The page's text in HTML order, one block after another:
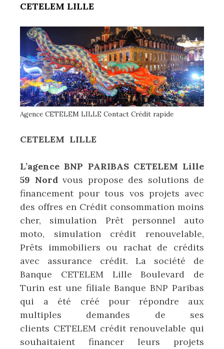
CETELEM LILLE
Agence CETELEM LILLE Contact Crédit rapide
CETELEM LILLE
L’agence BNP PARIBAS CETELEM Lille
59 Nord vous propose des solutions de
financement pour tous vos projets avec
des offres en Crédit consommation moins
cher, simulation Prêt personnel auto
moto, simulation crédit renouvelable,
Prêts immobiliers ou rachat de crédits
avec assurance crédit. La société de
Banque CETELEM Lille Boulevard de
Turin est une filiale Banque BNP Paribas
qui a été créé pour répondre aux
multiples demandes de ses
clients CETELEM crédit renouvelable qui
souhaitaient financer leurs projets